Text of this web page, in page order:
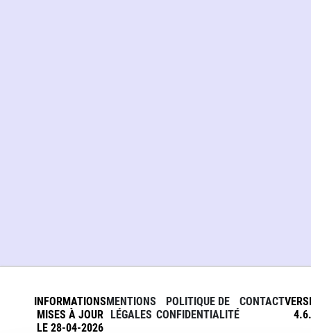
INFORMATIONS
MISES À JOUR
LE 28-04-2026
MENTIONS
LÉGALES
POLITIQUE DE
CONFIDENTIALITÉ
CONTACT